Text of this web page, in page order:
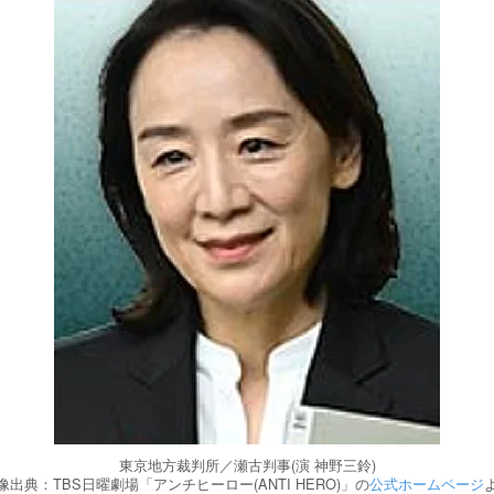
東京地方裁判所／瀬古判事(演 神野三鈴)
出典：TBS日曜劇場「アンチヒーロー(ANTI HERO)」の公式ホームページ